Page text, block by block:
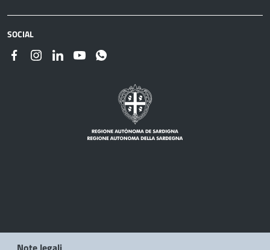
SOCIAL